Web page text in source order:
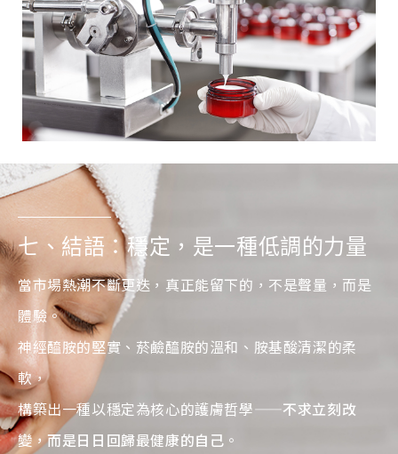
七、結語：穩定，是一種低調的力量
當市場熱潮不斷更迭，真正能留下的，不是聲量，而是
體驗。
神經醯胺的堅實、菸鹼醯胺的溫和、胺基酸清潔的柔
軟，
構築出一種以穩定為核心的護膚哲學——不求立刻改
變，而是日日回歸最健康的自己 。